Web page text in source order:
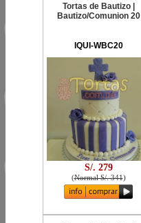
Tortas de Bautizo |
Bautizo/Comunion 20
IQUI-WBC20
S/. 279
(Normal S/. 341)